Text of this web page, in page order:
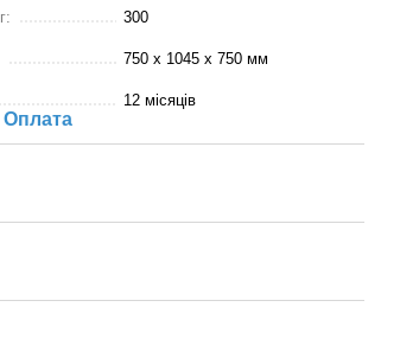
300
750 х 1045 х 750 мм
12 місяців
Оплата